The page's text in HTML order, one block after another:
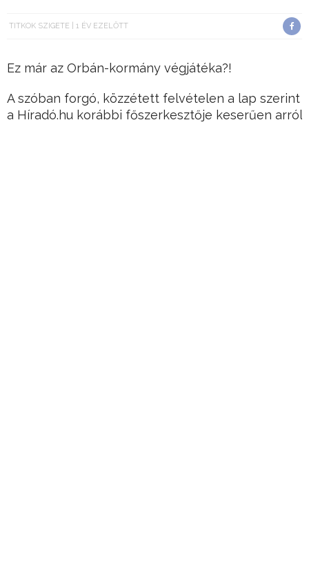
TITKOK SZIGETE 1 ÉV EZELŐTT
Ez már az Orbán-kormány végjátéka?!
A szóban forgó, közzétett felvételen a lap szerint
a Híradó.hu korábbi főszerkesztője keserűen arról